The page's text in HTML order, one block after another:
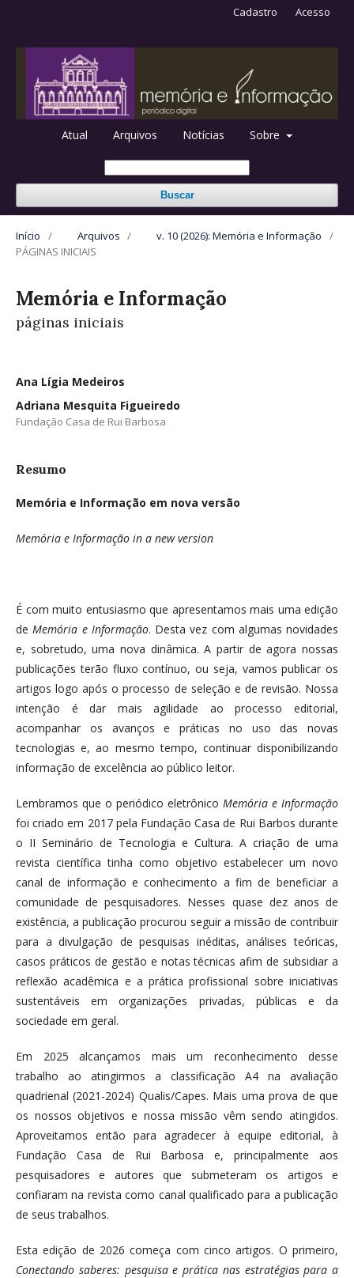
Atual Arquivos Notícias Sobre
Buscar
Cadastro Acesso
Início / Arquivos / v. 10 (2026): Memória e Informação
/
PÁGINAS INICIAIS
Memória e Informação
páginas iniciais
Ana Lígia Medeiros
Adriana Mesquita Figueiredo
Fundação Casa de Rui Barbosa
Resumo
Memória e Informação em nova versão
Memória e Informação in a new version
É com muito entusiasmo que apresentamos mais uma edição
deMemória e Informação. Desta vez com algumas novidades
e, sobretudo, uma nova dinâmica. A partir de agora nossas
publicações terão fluxo contínuo, ou seja, vamos publicar os
artigos logo após o processo de seleção e de revisão. Nossa
intenção é dar mais agilidade ao processo editorial,
acompanhar os avanços e práticas no uso das novas
tecnologias e, ao mesmo tempo, continuar disponibilizando
informação de excelência ao público leitor.
Lembramos que o periódico eletrônico Memória e Informação
foi criado em 2017 pela Fundação Casa de Rui Barbos durante
o II Seminário de Tecnologia e Cultura. A criação de uma
revista científica tinha como objetivo estabelecer um novo
canal de informação e conhecimento a fim de beneficiar a
comunidade de pesquisadores. Nesses quase dez anos de
existência, a publicação procurou seguir a missão de contribuir
para a divulgação de pesquisas inéditas, análises teóricas,
casos práticos de gestão e notas técnicas afim de subsidiar a
reflexão acadêmica e a prática profissional sobre iniciativas
sustentáveis em organizações privadas, públicas e da
sociedade em geral.
Em 2025 alcançamos mais um reconhecimento desse
trabalho ao atingirmos a classificação A4 na avaliação
quadrienal (2021-2024) Qualis/Capes. Mais uma prova de que
os nossos objetivos e nossa missão vêm sendo atingidos.
Aproveitamos então para agradecer à equipe editorial, à
Fundação Casa de Rui Barbosa e, principalmente aos
pesquisadores e autores que submeteram os artigos e
confiaram na revista como canal qualificado para a publicação
de seus trabalhos.
Esta edição de 2026 começa com cinco artigos. O primeiro,
Conectando saberes: pesquisa e prática nas estratégias para a